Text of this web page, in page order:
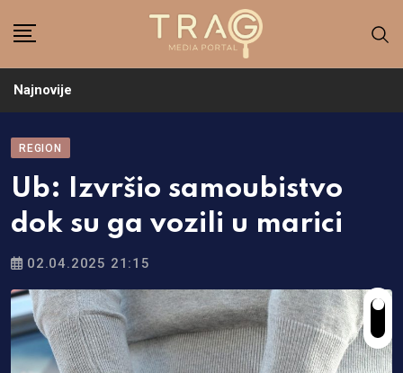
Najnovije
REGION
Ub: Izvršio samoubistvo
dok su ga vozili u marici
02.04.2025 21:15